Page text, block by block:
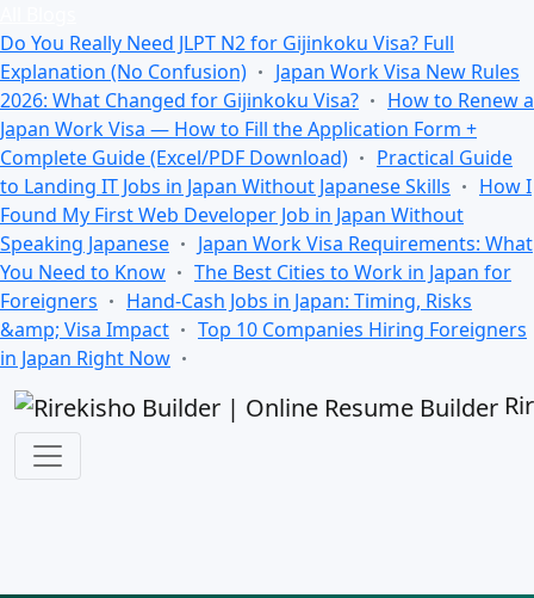
Do You Really Need JLPT N2 for Gijinkoku Visa? Full
Explanation (No Confusion)
Japan Work Visa New Rules
2026: What Changed for Gijinkoku Visa?
How to Renew a
Japan Work Visa — How to Fill the Application Form +
Complete Guide (Excel/PDF Download)
Practical Guide
to Landing IT Jobs in Japan Without Japanese Skills
How I
Found My First Web Developer Job in Japan Without
Speaking Japanese
Japan Work Visa Requirements: What
You Need to Know
The Best Cities to Work in Japan for
Foreigners
Hand-Cash Jobs in Japan: Timing, Risks
&amp; Visa Impact
Top 10 Companies Hiring Foreigners
in Japan Right Now